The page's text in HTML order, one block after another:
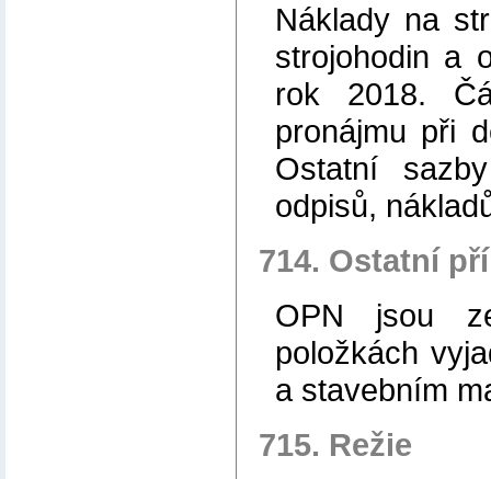
Náklady na
strojohodin a
rok 2018.
pronájmu při
Ostatní
odpisů,
714. Ostatní
OPN jsou
položkách
a stavebním
715. Režie